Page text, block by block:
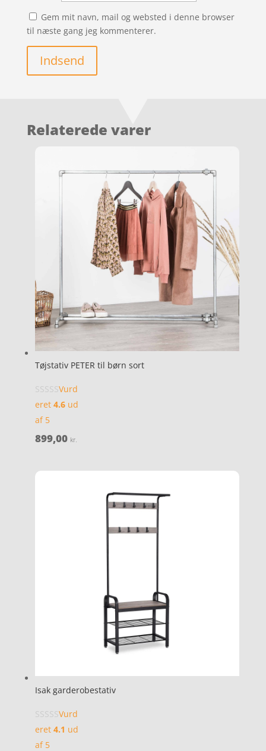
Gem mit navn, mail og websted i denne browser
til næste gang jeg kommenterer.
Indsend
Relaterede varer
Tøjstativ PETER til børn sort
Vurd
eret 4.6ud
af 5
899,00 kr.
Isak garderobestativ
Vurd
eret 4.1 ud
af 5